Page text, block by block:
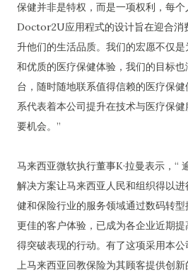
保健并非是特权，而是一项权利，每个
Doctor2U应用程式的设计旨在迎合消
升他们的生活品质。我们的宏愿不仅
和优质的医疗保健体验，我们的目标
台，随时随地联系值得信赖的医疗保
系代表着本公司提升在技术与医疗保
要机会。”
马来西亚微软执行董事K·拉曼表示，“
解决方案让马来西亚人民和组织得以
健和保险行业的服务领域通过数码转
更佳的客户体验，已成为各企业近期
得突破表现的行动。有了这项采用本
上马来西亚回教保险为其顾客提供创